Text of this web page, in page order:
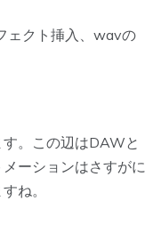
ェクト挿入、wavの
。この辺はDAWと
ーションはさすがに
ね。